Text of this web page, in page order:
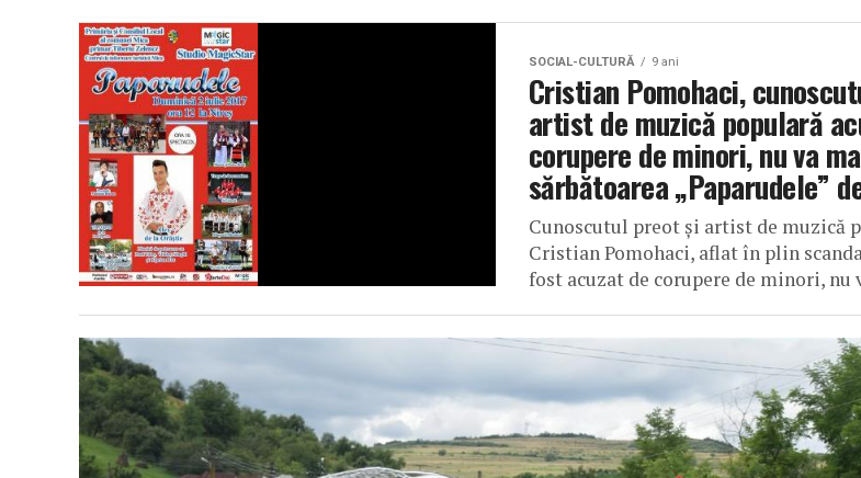
SOCIAL-CULTURĂ 9 ani
Cristian Pomohaci,
artist de muzică populară
corupere de minori, nu va
sărbătoarea „Paparudele”
Cunoscutul preot și artist de muzică
Cristian Pomohaci, aflat în plin
fost acuzat de corupere de minori, nu